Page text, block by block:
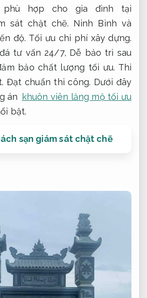
phù hợp cho gia đình tại
sát chặt chẽ. Ninh Bình và
độ. Tối ưu chi phí xây dựng.
tư vấn 24/7, Dễ bảo trì sau
bảo chất lượng tối ưu. Thi
Đạt chuẩn thi công. Dưới đây
án
khuôn viên lăng mộ tối ưu
bật.
sạn giám sát chặt chẽ